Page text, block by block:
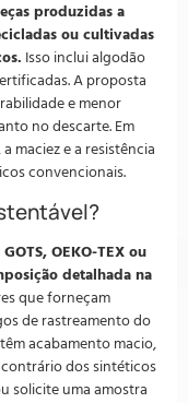
produzidas a
ou cultivadas
Isso inclui algodão
A proposta
e menor
no descarte. Em
maciez e a resistência
convencionais.
OEKO-TEX ou
detalhada na
que forneçam
de rastreamento do
acabamento macio,
dos sintéticos
solicite uma amostra